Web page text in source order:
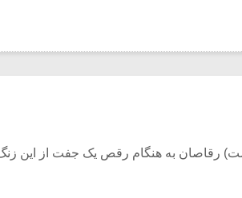
رقاصان به هنگام رقص یک جفت از این